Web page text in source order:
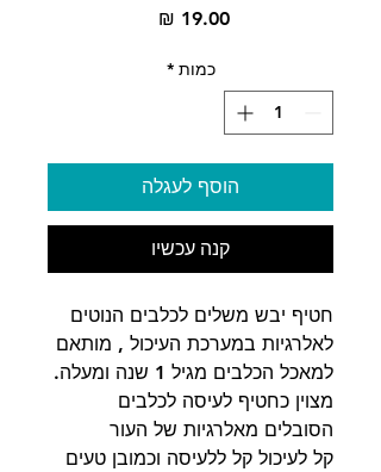
‏19.00 ‏₪
כמות *
הוסף לעגלה
קנה עכשיו
חטיף יבש משלים לכלבים הנוטים
לאלרגיות במערכת העיכול , מותאם
למאכל הכלבים מגיל 1 שנה ומעלה.
מצוין כחטיף לעיסה לכלבים
הסובלים מאלרגיות של העור
קל לעיכול קל ללעיסה וכמובן טעים